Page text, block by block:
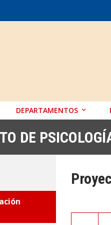
DEPARTAMENTOS
SOCIOLOGÍA
DE